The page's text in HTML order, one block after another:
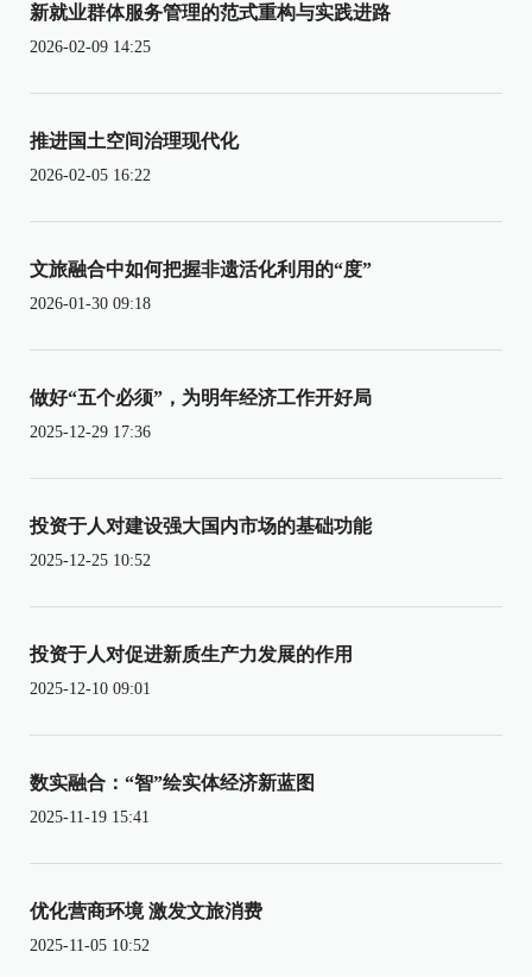
新就业群体服务管理的范式重构与实践进路
2026-02-09 14:25
推进国土空间治理现代化
2026-02-05 16:22
文旅融合中如何把握非遗活化利用的“度”
2026-01-30 09:18
做好“五个必须”，为明年经济工作开好局
2025-12-29 17:36
投资于人对建设强大国内市场的基础功能
2025-12-25 10:52
投资于人对促进新质生产力发展的作用
2025-12-10 09:01
数实融合：“智”绘实体经济新蓝图
2025-11-19 15:41
优化营商环境 激发文旅消费
2025-11-05 10:52